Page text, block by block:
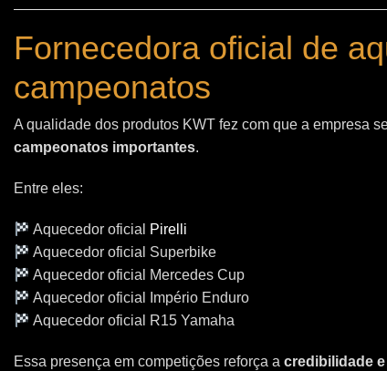
Fornecedora oficial de
campeonatos
A qualidade dos produtos KWT fez com que a empresa
campeonatos importantes.
Entre eles:
Aquecedor oficial Pirelli
Aquecedor oficial Superbike
Aquecedor oficial Mercedes Cup
Aquecedor oficial Império Enduro
Aquecedor oficial R15 Yamaha
Essa presença em competições reforça a credibilidade